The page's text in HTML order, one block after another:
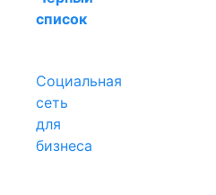
список
Социальная
сеть
для
бизнеса